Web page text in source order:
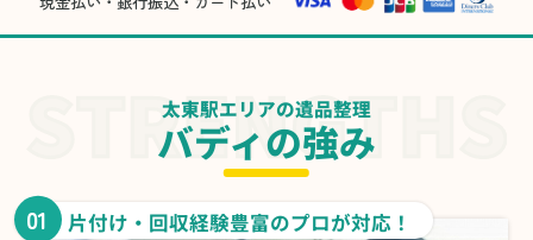
太東駅エリアの遺品整理
バディの強み
01 片付け・回収経験豊富のプロが対応！